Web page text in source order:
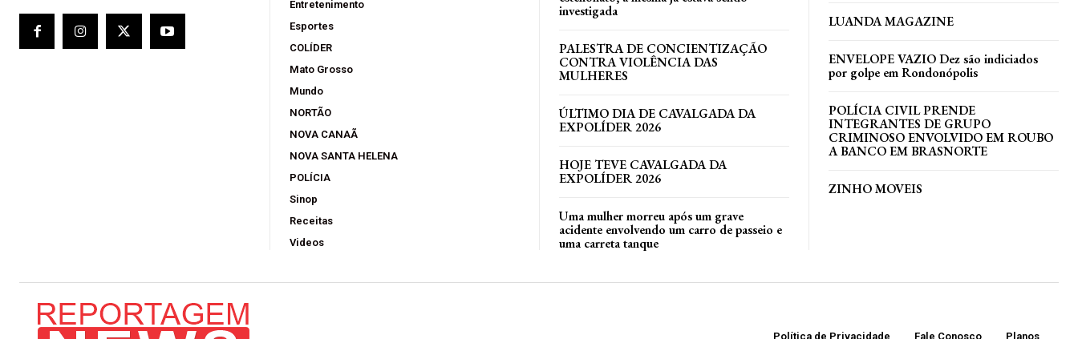
Entretenimento
Esportes
COLÍDER
Mato Grosso
Mundo
NORTÃO
NOVA CANAÃ
NOVA SANTA HELENA
POLÍCIA
Sinop
Receitas
Videos
investigada
PALESTRA DE CONCIENTIZAÇÃO
CONTRA VIOLÊNCIA DAS
MULHERES
ÚLTIMO DIA DE CAVALGADA DA
EXPOLÍDER 2026
HOJE TEVE CAVALGADA DA
EXPOLÍDER 2026
Uma mulher morreu após um grave
acidente envolvendo um carro de passeio e
uma carreta tanque
LUANDA MAGAZINE
ENVELOPE VAZIO Dez são indiciados
por golpe em Rondonópolis
POLÍCIA CIVIL PRENDE
INTEGRANTES DE GRUPO
CRIMINOSO ENVOLVIDO EM ROUBO
A BANCO EM BRASNORTE
ZINHO MOVEIS
Política de Privacidade Fale Conosco Planos